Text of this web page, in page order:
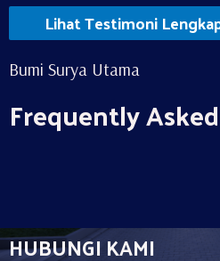
Lihat Testimoni
Bumi Surya Utama
Frequently
HUBUNGI KAMI